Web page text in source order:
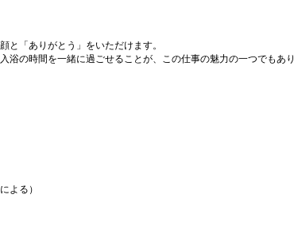
と「ありがとう」をいただけます。
浴の時間を一緒に過ごせることが、この仕事の魅力の一つでもあ
よる）